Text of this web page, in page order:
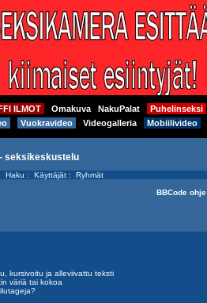
ILMOT ⋅ Omakuva ⋅ NakuPalat ⋅ Puhelinseksi
⋅ Vuokravideo ⋅ Videogalleria ⋅ Mobiilivideo ⋅
seksikeskustelu
: Haku : Käyttäjät : Ryhmät
BBCode ohje
kursivoitu ja alleviivattu teksti
väriä tai kokoa